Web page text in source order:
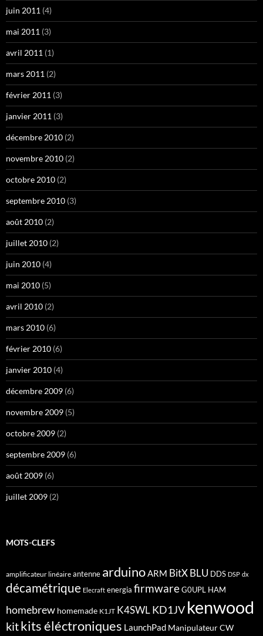
juin 2011 (4)
mai 2011 (3)
avril 2011 (1)
mars 2011 (2)
février 2011 (3)
janvier 2011 (3)
décembre 2010 (2)
novembre 2010 (2)
octobre 2010 (2)
septembre 2010 (3)
août 2010 (2)
juillet 2010 (2)
juin 2010 (4)
mai 2010 (5)
avril 2010 (2)
mars 2010 (6)
février 2010 (6)
janvier 2010 (4)
décembre 2009 (6)
novembre 2009 (5)
octobre 2009 (2)
septembre 2009 (6)
août 2009 (6)
juillet 2009 (2)
MOTS-CLEFS
amplificateur linéaire antenne arduinoARM BitX BLU DDS DSP dx
décamétrique Elecraft energia firmwareG0UPL HAM
homebrew homemade K1JT K4SWL KD1JV kenwood
kitkits éléctroniques LaunchPad Manipulateur CW